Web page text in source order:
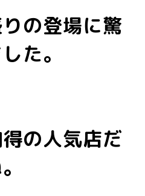
の登場に驚
た。
の人気店だ